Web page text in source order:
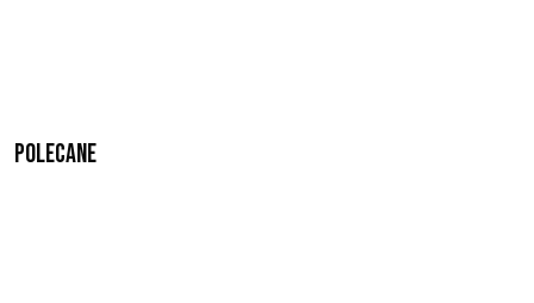
Polecane